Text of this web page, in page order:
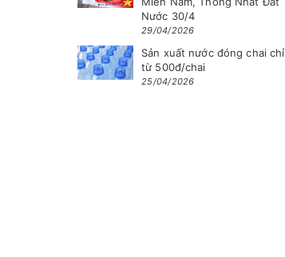
Nước 30/4
29/04/2026
Sản xuất nước đóng chai chỉ
từ 500đ/chai
25/04/2026